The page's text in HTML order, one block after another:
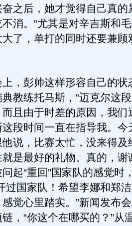
之后，她才觉得自己真的
消。“尤其是对辛吉斯和
了，单打的同时还要兼顾
彭帅这样形容自己的状
教练托马斯，“迈克尔这
且由于时差的原因，我们
段时间一直在指导我。今
说，比赛太忙，没来得及
是最好的礼物。真的，谢
起“重回”国家队的感觉时
过国家队！希望李娜和郑
觉心里踏实。”新闻发布
，“你这个在哪买的？”从